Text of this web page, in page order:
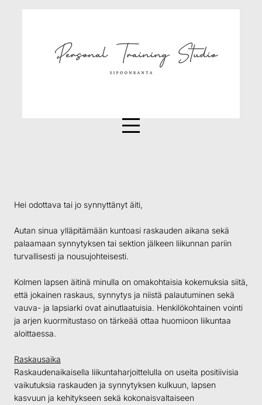
Hei odottava tai jo synnyttänyt äiti,
Autan sinua ylläpitämään kuntoasi raskauden aikana sekä
palaamaan synnytyksen tai sektion jälkeen liikunnan pariin
turvallisesti ja nousujohteisesti.
Kolmen lapsen äitinä minulla on omakohtaisia kokemuksia siitä,
että jokainen raskaus, synnytys ja niistä palautuminen sekä
vauva- ja lapsiarki ovat ainutlaatuisia. Henkilökohtainen vointi
ja arjen kuormitustaso on tärkeää ottaa huomioon liikuntaa
aloittaessa.
Raskausaika
Raskaudenaikaisella liikuntaharjoittelulla on useita positiivisia
vaikutuksia raskauden ja synnytyksen kulkuun, lapsen
kasvuun ja kehitykseen sekä kokonaisvaltaiseen